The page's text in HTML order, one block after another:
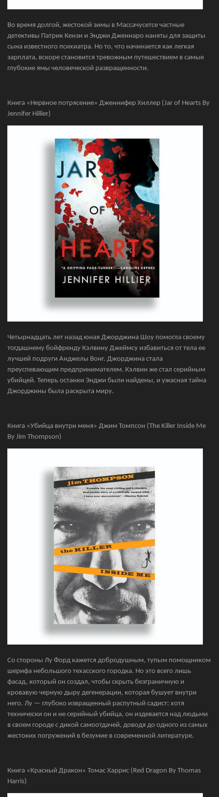
Во время долгой, жестокой зимы в Массачусетсе частные
детективы Патрик Кензи и Энджи Дженнаро наняты для защиты
сына известного психиатра. Но то, что начинается как легкая
зарплата, вскоре становится тревожным путешествием в самые
глубокие ямы человеческой развращенности.
Книга «Нервное потрясение» Дженнифер Хиллер (Jar of Hearts By
Jennifer Hillier)
Четырнадцать лет назад юная Джорджина Шоу помогла своему
тогдашнему бойфренду Кэлвину Джеймсу избавиться от тела ее
лучшей подруги Анджелы Вонг. Джорджина стала
преуспевающим предпринимателем. Кэлвин же стал серийным
убийцей. Теперь останки Энджи были найдены, и ужасная тайна
Джорджины была раскрыта миру.
Книга «Убийца внутри меня» Джим Томпсон (The Killer Inside Me
By Jim Thompson)
Со стороны Лу Форд кажется добродушным, тупым помощником
шерифа небольшого техасского городка. Но это всего лишь
фасад, который он создал, чтобы скрыть безграничную и
кровавую черную дыру дегенерации, которая бушует внутри
него. Лу — глубоко извращенный распутный садист: хотя
технически он и не серийный убийца, он издевается над людьми
в своем городе с дикой самоотдачей, доводя до одного из самых
жестоких погружений в безумие в современной литературе.
Книга «Красный Дракон» Томас Харрис (Red Dragon By Thomas
Harris)